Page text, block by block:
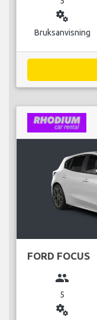
miscellaneous_services
Bruksanvisning
FORD FOCUS
group
5
miscellaneous_services